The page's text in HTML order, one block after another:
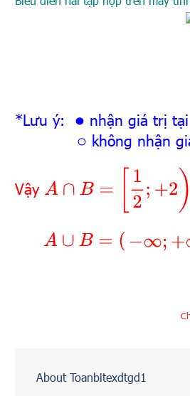
*Lưu ý: ∙
nhận giá trị
∘ không nhận
Vậy
)
A∪B=(−∞ + ∞)
About Toanbitexdtgd1